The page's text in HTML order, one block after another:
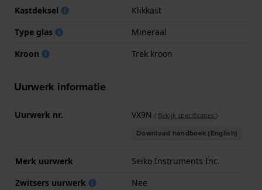
Kastdeksel
Klikkast
Type glas
Mineraal
Kroon
Trek kroon
Uurwerk informatie
Uurwerk nr. VX9N ( Bekijk specificaties )
Download handboek (English)
Merk uurwerk
Seiko Instruments Inc.
Zwitsers uurwerk
Nee